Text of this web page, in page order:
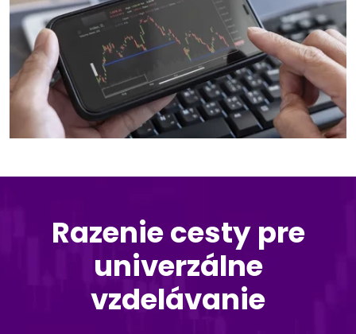
Razenie cesty pre
univerzálne
vzdelávanie